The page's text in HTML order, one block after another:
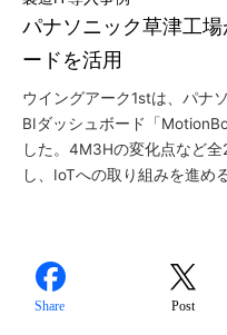
パナソニック草津工
ードを活用
ウイングアーク1stは、パナ
BIダッシュボード「
した。4M3Hの変化点など
し、IoTへの取り組みを進める
Share Post